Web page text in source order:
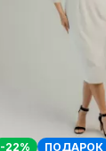
-22% ПОДАРОК